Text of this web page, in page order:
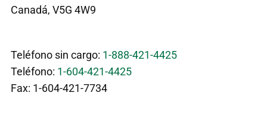
Canadá, V5G 4W9
Teléfono sin cargo: 1-888-421-4425
Teléfono: 1-604-421-4425
Fax: 1-604-421-7734